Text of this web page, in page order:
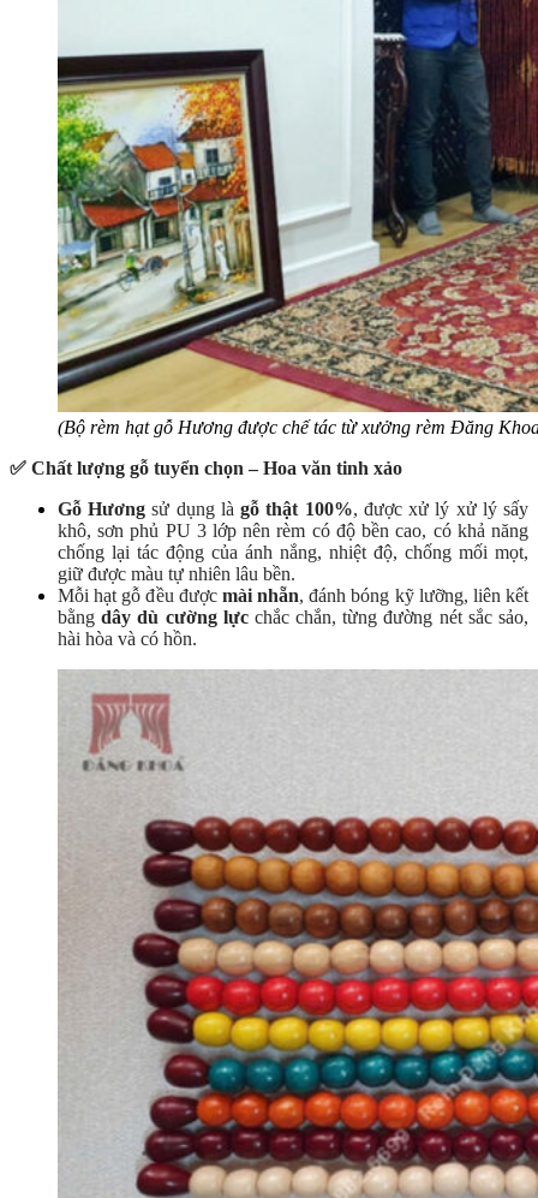
(Bộ rèm hạt gỗ Hương được chế tác từ xưởng rèm Đăng
✅ Chất lượng gỗ tuyển chọn – Hoa văn tinh xảo
Gỗ Hương sử dụng làgỗ thật 100%, được xử lý xử lý sấy
khô, sơn phủ PU 3 lớp nên rèm có độ bền cao, có khả năng
chống lại tác động của ánh nắng, nhiệt độ, chống mối mọt,
giữ được màu tự nhiên lâu bền.
Mỗi hạt gỗ đều được mài nhẵn,đánh bóng kỹ lưỡng, liên kết
bằng dây dù cường lực chắc chắn, từng đường nét sắc sảo,
hài hòa và có hồn.